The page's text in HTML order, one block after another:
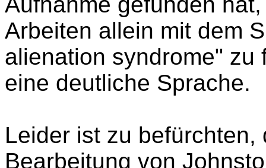
Arbeiten allein mit dem
alienation syndrome" zu
eine deutliche Sprache.
Leider ist zu
Bearbeitung von